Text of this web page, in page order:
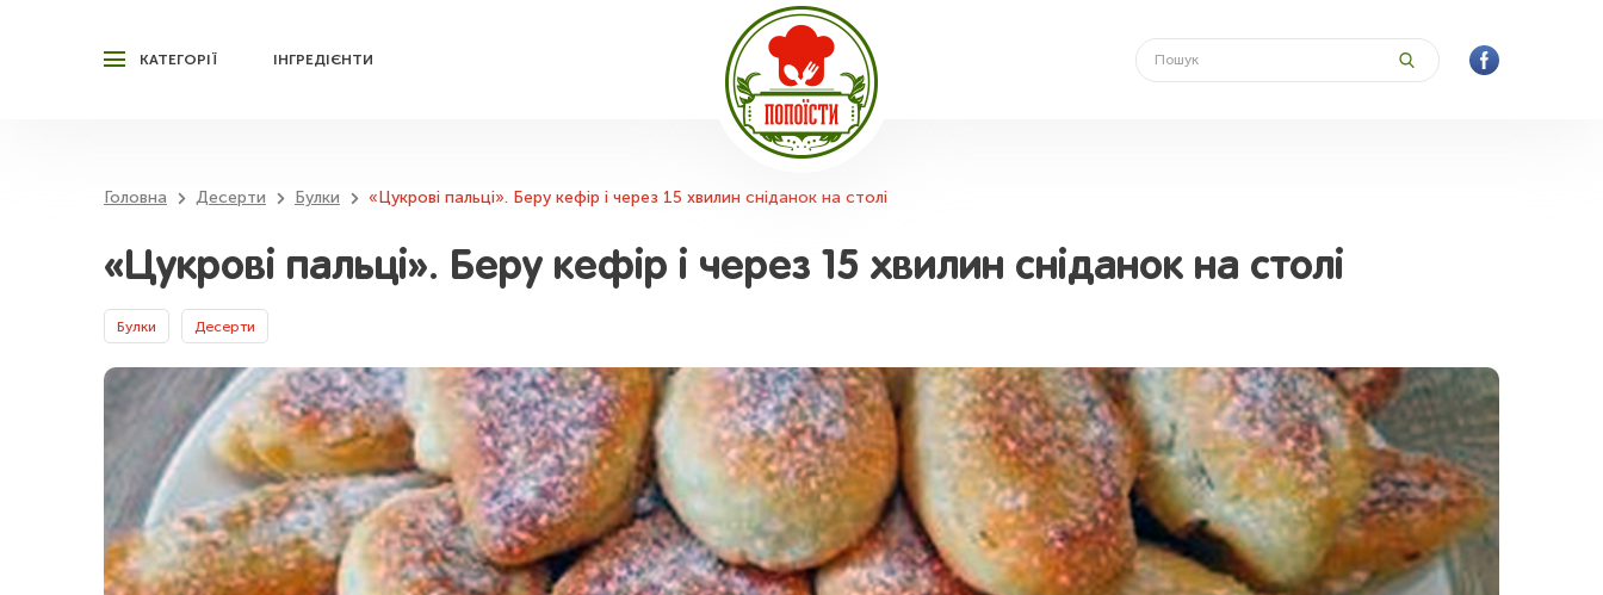
КАТЕГОРІЇ ІНГРЕДІЄНТИ
Головна Десерти Булки «Цукрові пальці». Беру кефір і через 15 хвилин сніданок на столі
«Цукрові пальці». Беру кефір і через 15 хвилин сніданок на столі
Булки Десерти